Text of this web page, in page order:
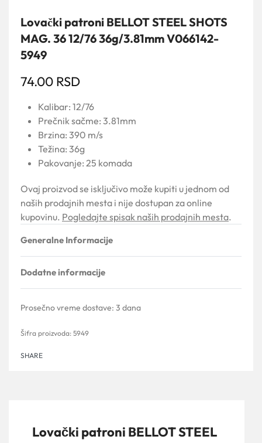
Lovački patroni BELLOT STEEL SHOTS
MAG. 36 12/76 36g/3.81mm V066142-
5949
74.00 RSD
Kalibar: 12/76
Prečnik sačme: 3.81mm
Brzina: 390 m/s
Težina: 36g
Pakovanje: 25 komada
Ovaj proizvod se isključivo može kupiti u jednom od
naših prodajnih mesta i nije dostupan za online
kupovinu. Pogledajte spisak naših prodajnih mesta.
Generalne Informacije
Dodatne informacije
Prosečno vreme dostave: 3 dana
5949
SHARE
Lovački patroni BELLOT STEEL